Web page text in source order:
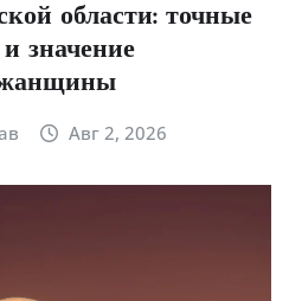
области: точные
значение
Авг 2, 2026